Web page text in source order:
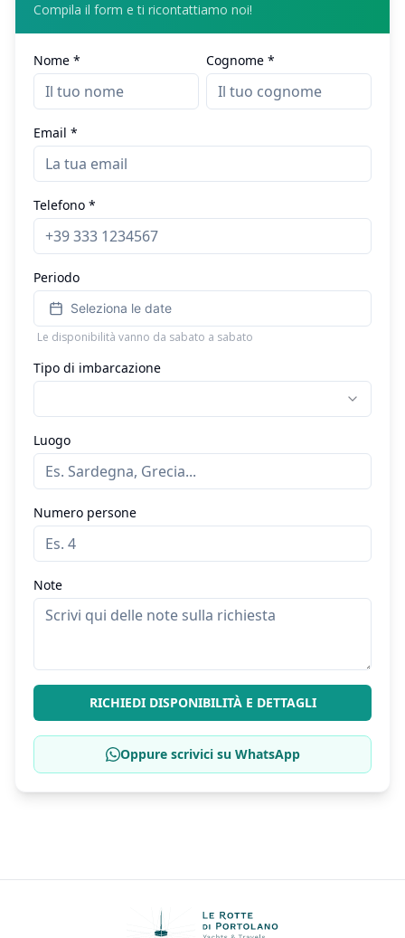
Compila il form e ti ricontattiamo noi!
Nome * Cognome *
Email *
Telefono *
Periodo
Seleziona le date
Le disponibilità vanno da sabato a sabato
Tipo di imbarcazione
Luogo
Numero persone
Note
RICHIEDI DISPONIBILITÀ E DETTAGLI
Oppure scrivici su WhatsApp